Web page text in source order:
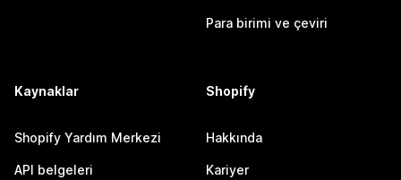
Para birimi ve çeviri
Kaynaklar
Shopify Yardım Merkezi
API belgeleri
Shopify
Hakkında
Kariyer